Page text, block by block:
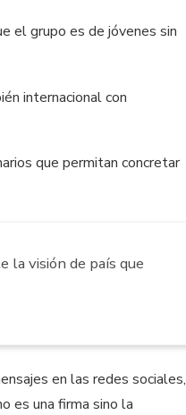
el grupo es de jóvenes sin
internacional con
que permitan concretar
la visión de país que
en las redes sociales,
es una firma sino la